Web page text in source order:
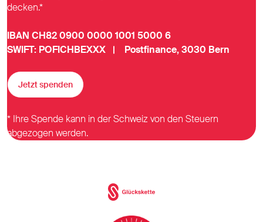
decken.*
IBAN CH82 0900 0000 1001 5000 6
SWIFT: POFICHBEXXX | Postfinance, 3030 Bern
Jetzt spenden
* Ihre Spende kann in der Schweiz von den Steuern
abgezogen werden.